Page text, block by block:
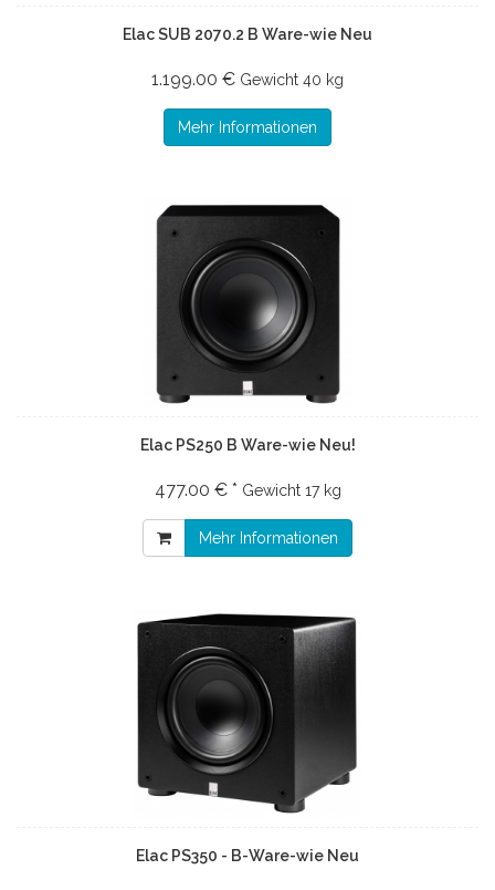
Elac SUB 2070.2 B Ware-wie Neu
1.199.00 € Gewicht 40 kg
Mehr Informationen
Elac PS250 B Ware-wie Neu!
477.00 € * Gewicht 17 kg
Mehr Informationen
Elac PS350 - B-Ware-wie Neu